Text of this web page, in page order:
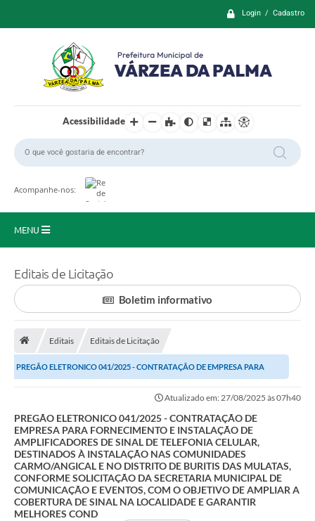
Login / Cadastro
Acessibilidade
Acompanhe-nos:
MENU
Prefeitura
Cidadão
Publicações
Transparência
SIC
Ouvidoria
COVID-19
Editais de Licitação
Boletim informativo
Editais Editais de Licitação
PREGÃO ELETRONICO 041/2025 - CONTRATAÇÃO DE EMPRESA PARA
FORNECIMENTO E INSTALAÇÃO DE AMPLIFICADORES DE SINAL...
Atualizado em: 27/08/2025 às 07h40
PREGÃO ELETRONICO 041/2025 - CONTRATAÇÃO DE
EMPRESA PARA FORNECIMENTO E INSTALAÇÃO DE
AMPLIFICADORES DE SINAL DE TELEFONIA CELULAR,
DESTINADOS À INSTALAÇÃO NAS COMUNIDADES
CARMO/ANGICAL E NO DISTRITO DE BURITIS DAS MULATAS,
CONFORME SOLICITAÇÃO DA SECRETARIA MUNICIPAL DE
COMUNICAÇÃO E EVENTOS, COM O OBJETIVO DE AMPLIAR A
COBERTURA DE SINAL NA LOCALIDADE E GARANTIR
MELHORES COND